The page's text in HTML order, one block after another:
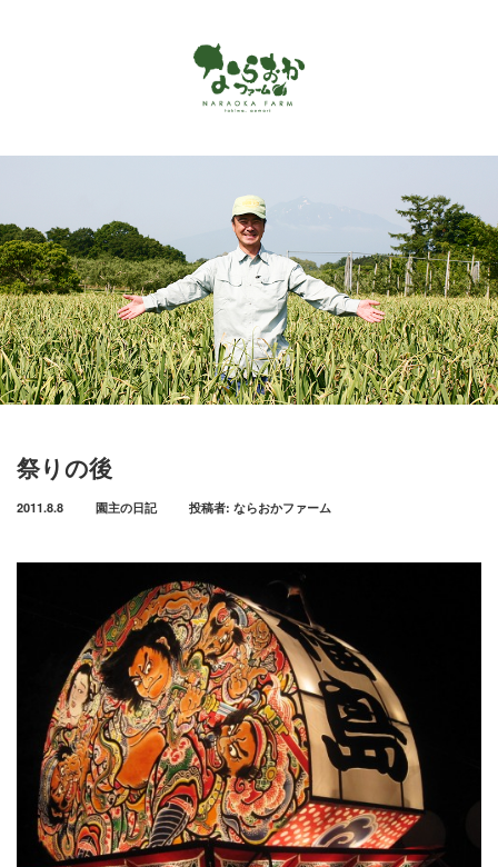
祭りの後
2011.8.8 園主の日記 投稿者: ならおかファーム
ホーム
ならおかファームで作っているもの
お客様の声
商品カタログ
オンラインショップ
お問い合わせ
アクセス